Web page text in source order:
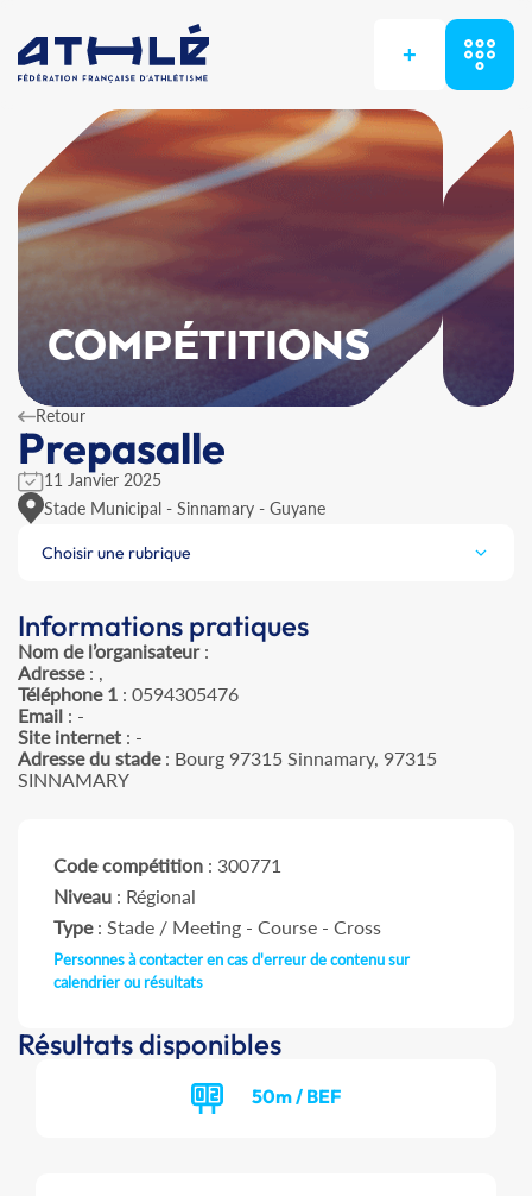
+
COMPÉTITIONS
Retour
Prepasalle
11 Janvier 2025
Stade Municipal - Sinnamary - Guyane
Choisir une rubrique
Informations pratiques
Nom de l’organisateur:
Adresse: ,
Téléphone 1 : 0594305476
Email : -
Site internet : -
Adresse du stade: Bourg 97315 Sinnamary, 97315
SINNAMARY
Code compétition : 300771
Niveau : Régional
Type: Stade / Meeting - Course - Cross
Personnes à contacter en cas d'erreur de contenu sur
calendrier ou résultats
Résultats disponibles
50m / BEF